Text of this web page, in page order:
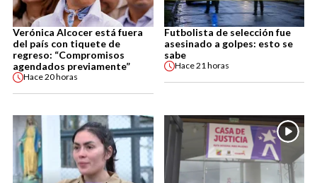
Verónica Alcocer está fuera
del país con tiquete de
regreso: “Compromisos
agendados previamente”
Hace20 horas
Futbolista de selección fue
asesinado a golpes: esto se
sabe
Hace21 horas